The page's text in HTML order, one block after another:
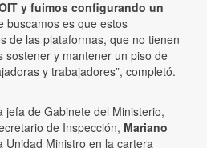
y fuimos configurando un
buscamos es que estos
de las plataformas, que no tienen
sostener y mantener un piso de
y trabajadores”, completó.
de Gabinete del Ministerio,
de Inspección, Mariano
Unidad Ministro en la cartera